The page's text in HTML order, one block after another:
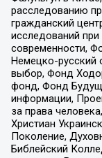
расследованию
гражданский
исследований
современности,
Немецко-русский
выбор, Фонд
фонд, Фонд
информации,
за права
Христиан
Поколение,
Библейский